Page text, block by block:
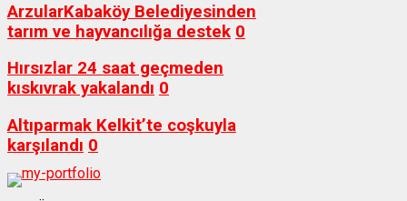
ArzularKabaköy Belediyesinden
tarım ve hayvancılığa destek 0
Hırsızlar 24 saat geçmeden
kıskıvrak yakalandı 0
Altıparmak Kelkit’te coşkuyla
karşılandı 0